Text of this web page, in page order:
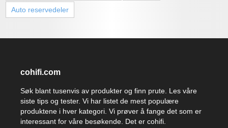
Auto reservedeler
cohifi.com
Søk blant tusenvis av produkter og finn prute. Les våre
siste tips og tester. Vi har listet de mest populære
produktene i hver kategori. Vi prøver å fange det som er
interessant for våre besøkende. Det er cohifi.